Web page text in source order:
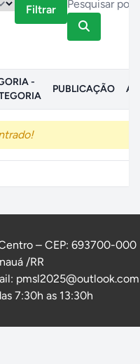
Filtrar
-
PUBLICAÇÃO
– CEP: 693700-000
/RR
pmsl2025@outlook.com
7:30h as 13:30h